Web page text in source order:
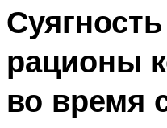
рационы
во время